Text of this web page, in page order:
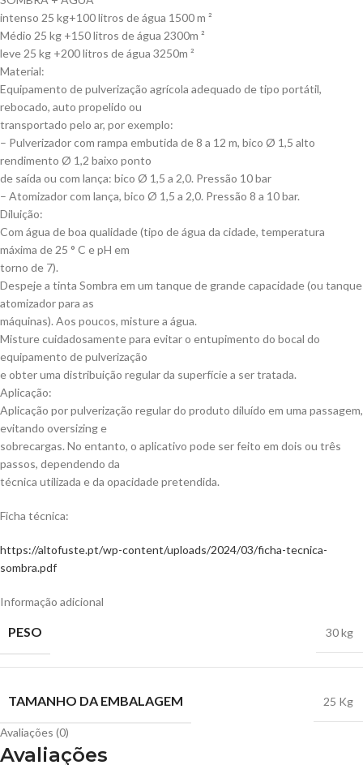
intenso 25 kg+100 litros de água 1500 m ²
Médio 25 kg +150 litros de água 2300m ²
leve 25 kg +200 litros de água 3250m ²
Material:
Equipamento de pulverização agrícola adequado de tipo portátil,
rebocado, auto propelido ou
transportado pelo ar, por exemplo:
– Pulverizador com rampa embutida de 8 a 12 m, bico Ø 1,5 alto
rendimento Ø 1,2 baixo ponto
de saída ou com lança: bico Ø 1,5 a 2,0. Pressão 10 bar
– Atomizador com lança, bico Ø 1,5 a 2,0. Pressão 8 a 10 bar.
Diluição:
Com água de boa qualidade (tipo de água da cidade, temperatura
máxima de 25 ° C e pH em
torno de 7).
Despeje a tinta Sombra em um tanque de grande capacidade (ou tanque
atomizador para as
máquinas). Aos poucos, misture a água.
Misture cuidadosamente para evitar o entupimento do bocal do
equipamento de pulverização
e obter uma distribuição regular da superfície a ser tratada.
Aplicação:
Aplicação por pulverização regular do produto diluído em uma passagem,
evitando oversizing e
sobrecargas. No entanto, o aplicativo pode ser feito em dois ou três
passos, dependendo da
técnica utilizada e da opacidade pretendida.
Ficha técnica:
https://altofuste.pt/wp-content/uploads/2024/03/ficha-tecnica-
sombra.pdf
Informação adicional
PESO 30 kg
TAMANHO DA EMBALAGEM 25 Kg
Avaliações (0)
Avaliações